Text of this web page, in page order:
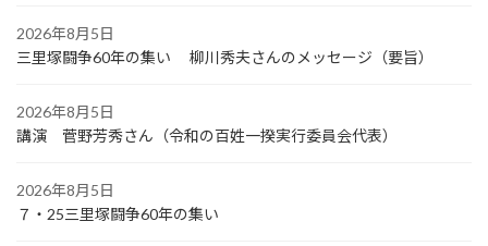
2026年8月5日
三里塚闘争60年の集い 柳川秀夫さんのメッセージ（要旨）
2026年8月5日
講演 菅野芳秀さん（令和の百姓一揆実行委員会代表）
2026年8月5日
７・25三里塚闘争60年の集い